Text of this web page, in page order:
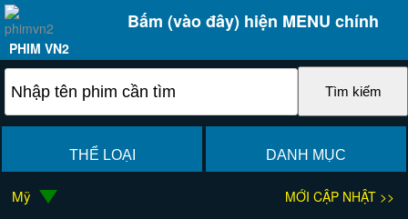
Bấm (vào đây) hiện MENU chính
PHIM VN2
THỂ LOẠI DANH MỤC
Mỹ
MỚI CẬP NHẬT >>